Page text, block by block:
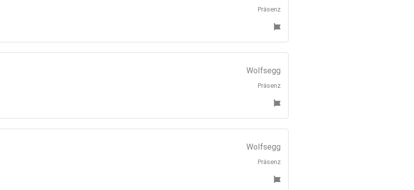
Präsenz
Wolfsegg
Präsenz
Wolfsegg
Präsenz